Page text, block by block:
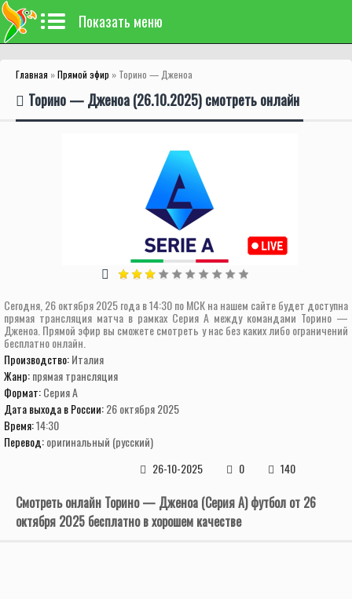
Показать меню
Главная »Прямой эфир » Торино — Дженоа
Торино — Дженоа (26.10.2025) смотреть онлайн
Сегодня, 26 октября 2025 года в 14:30 по МСК на нашем сайте будет доступна
прямая трансляция матча в рамках Серия А между командами Торино —
Дженоа. Прямой эфир вы сможете смотреть у нас без каких либо ограничений
бесплатно онлайн.
Производство:Италия
Жанр:прямая трансляция
Формат:Серия А
Дата выхода в России:26 октября 2025
Время:14:30
Перевод:оригинальный (русский)
26-10-2025
0 140
Смотреть онлайн Торино — Дженоа (Серия А) футбол от 26
октября 2025 бесплатно в хорошем качестве